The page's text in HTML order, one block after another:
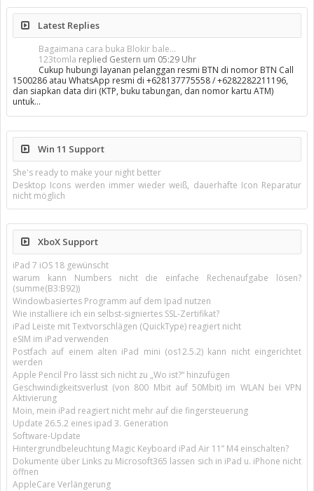
Latest Replies
Bagaimana cara buka Blokir bale...
123tomla replied Gestern um 05:29 Uhr
Cukup hubungi layanan pelanggan resmi BTN di nomor BTN Call
1500286 atau WhatsApp resmi di +628137775558 / +6282282211196,
dan siapkan data diri (KTP, buku tabungan, dan nomor kartu ATM)
untuk…
Win 11 Support
She's ready to make your night better
Desktop Icons werden immer wieder weiß, dauerhafte Icon Reparatur
nicht möglich
XboX Support
iPad 7 iOS 18 gewünscht
warum kann Numbers nicht die einfache Rechenaufgabe lösen?
(summe(B3:B92))
Windowbasiertes Programm auf dem Ipad nutzen
Wie installiere ich ein selbst-signiertes SSL-Zertifikat?
iPad Leiste mit Textvorschlägen (QuickType) reagiert nicht
eSIM im iPad verwenden
Postfach auf einem alten iPad mini (os12.5.2) kann nicht eingerichtet
werden
Apple Pencil Pro lässt sich nicht zu „Wo ist?“ hinzufügen
Geschwindigkeitsverlust (von 800 Mbit auf 50Mbit) im WLAN bei VPN
Aktivierung
Moin, mein iPad reagiert nicht mehr auf die fingersteuerung
Update 26.5.2 eines ipad 3. Generation
Software-Update
Hintergrundbeleuchtung Magic Keyboard iPad Air 11’’ M4 einschalten?
Dokumente über Links zu Microsoft365 lassen sich in iPad u. iPhone nicht
öffnen
AppleCare Verlängerung